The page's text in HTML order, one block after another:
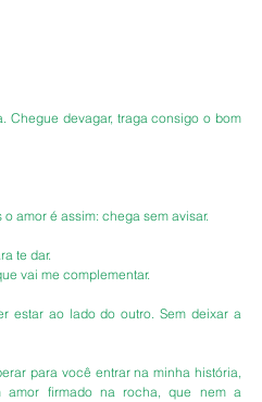
Chegue devagar, traga consigo o bom
amor é assim: chega sem avisar.
te dar.
vai me complementar.
estar ao lado do outro. Sem deixar a
para você entrar na minha história,
amor firmado na rocha, que nem a